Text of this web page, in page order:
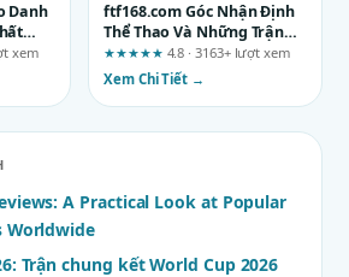
Danh
xem
ftf168.com Góc Nhận Định
Thể Thao Và Những Trận
Đấu Đáng Chú Ý
★★★★★ 4.8 · 3163+ lượt xem
Xem Chi Tiết →
A Practical Look at Popular
Worldwide
Trận chung kết World Cup 2026